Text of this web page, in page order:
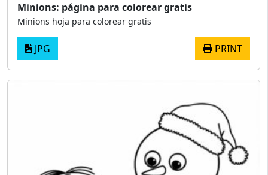
Minions: página para colorear gratis
Minions hoja para colorear gratis
JPG PRINT